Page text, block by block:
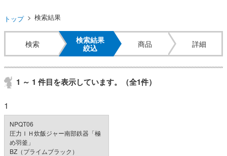
トップ 検索結果
検索
検索結果
絞込
商品 詳細
1 ～ 1 件目を表示しています。（全1件）
1
NPQT06
圧力ＩＨ炊飯ジャー南部鉄器「極
め羽釜」
BZ（プライムブラック）